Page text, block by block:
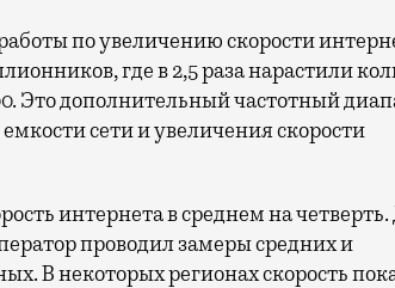
где в 2,5 раза нарастили
Это дополнительный частотный
сети и увеличения скорости
интернета в среднем на
проводил замеры средних и
В некоторых регионах скорость